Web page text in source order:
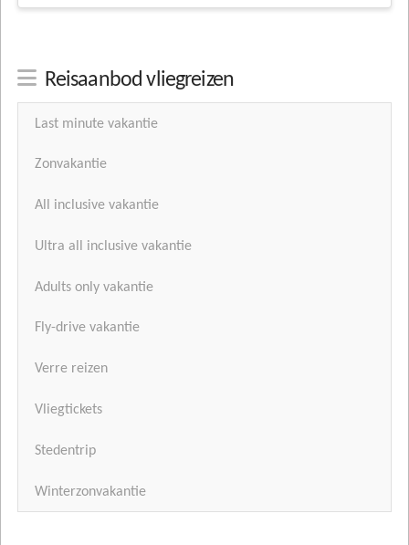
Reisaanbod vliegreizen
Last minute vakantie
Zonvakantie
All inclusive vakantie
Ultra all inclusive vakantie
Adults only vakantie
Fly-drive vakantie
Verre reizen
Vliegtickets
Stedentrip
Winterzonvakantie